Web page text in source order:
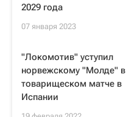
2029 года
07 января 2023
"Локомотив" уступил
норвежскому "Молде" в
товарищеском матче в
Испании